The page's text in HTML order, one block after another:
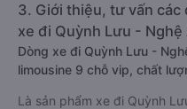
3. Giới thiệu, tư vấn
xe đi Quỳnh Lưu -
Dòng xe đi Quỳnh Lưu -
limousine 9 chỗ vip, chất
Là sản phẩm xe đi Quỳnh